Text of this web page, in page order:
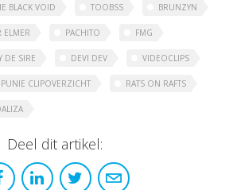
BLACK VOID TOOBSS BRUNZYN
ELMER PACHITO FMG
DE SIRE DEVI DEV VIDEOCLIPS
CLIPOVERZICHT RATS ON RAFTS
Deel dit artikel: